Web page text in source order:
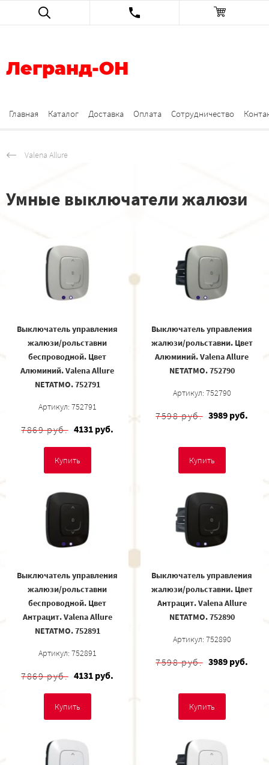
Легранд-ОН
Главная Каталог Доставка Оплата Сотрудничество
Valena Allure
Умные выключатели жалюзи
Выключатель управления
жалюзи/рольставни
беспроводной. Цвет
Алюминий. Valena Allure
NETATMO. 752791
Артикул: 752791
7869 руб. 4131 руб.
Купить
Выключатель управления
жалюзи/рольставни. Цвет
Алюминий. Valena Allure
NETATMO. 752790
Артикул: 752790
7598 руб. 3989 руб.
Купить
Выключатель управления
жалюзи/рольставни
беспроводной. Цвет
Антрацит. Valena Allure
NETATMO. 752891
Артикул: 752891
7869 руб. 4131 руб.
Купить
Выключатель управления
жалюзи/рольставни. Цвет
Антрацит. Valena Allure
NETATMO. 752890
Артикул: 752890
7598 руб. 3989 руб.
Купить